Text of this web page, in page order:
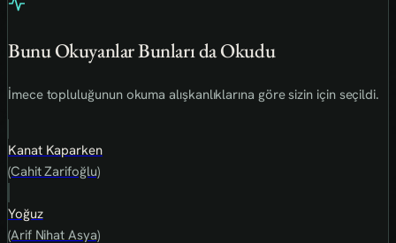
Bunu Okuyanlar Bunları da Okudu
İmece topluluğunun okuma alışkanlıklarına göre sizin için seçildi.
Kanat Kaparken
(Cahit Zarifoğlu)
Yoğuz
(Arif Nihat Asya)